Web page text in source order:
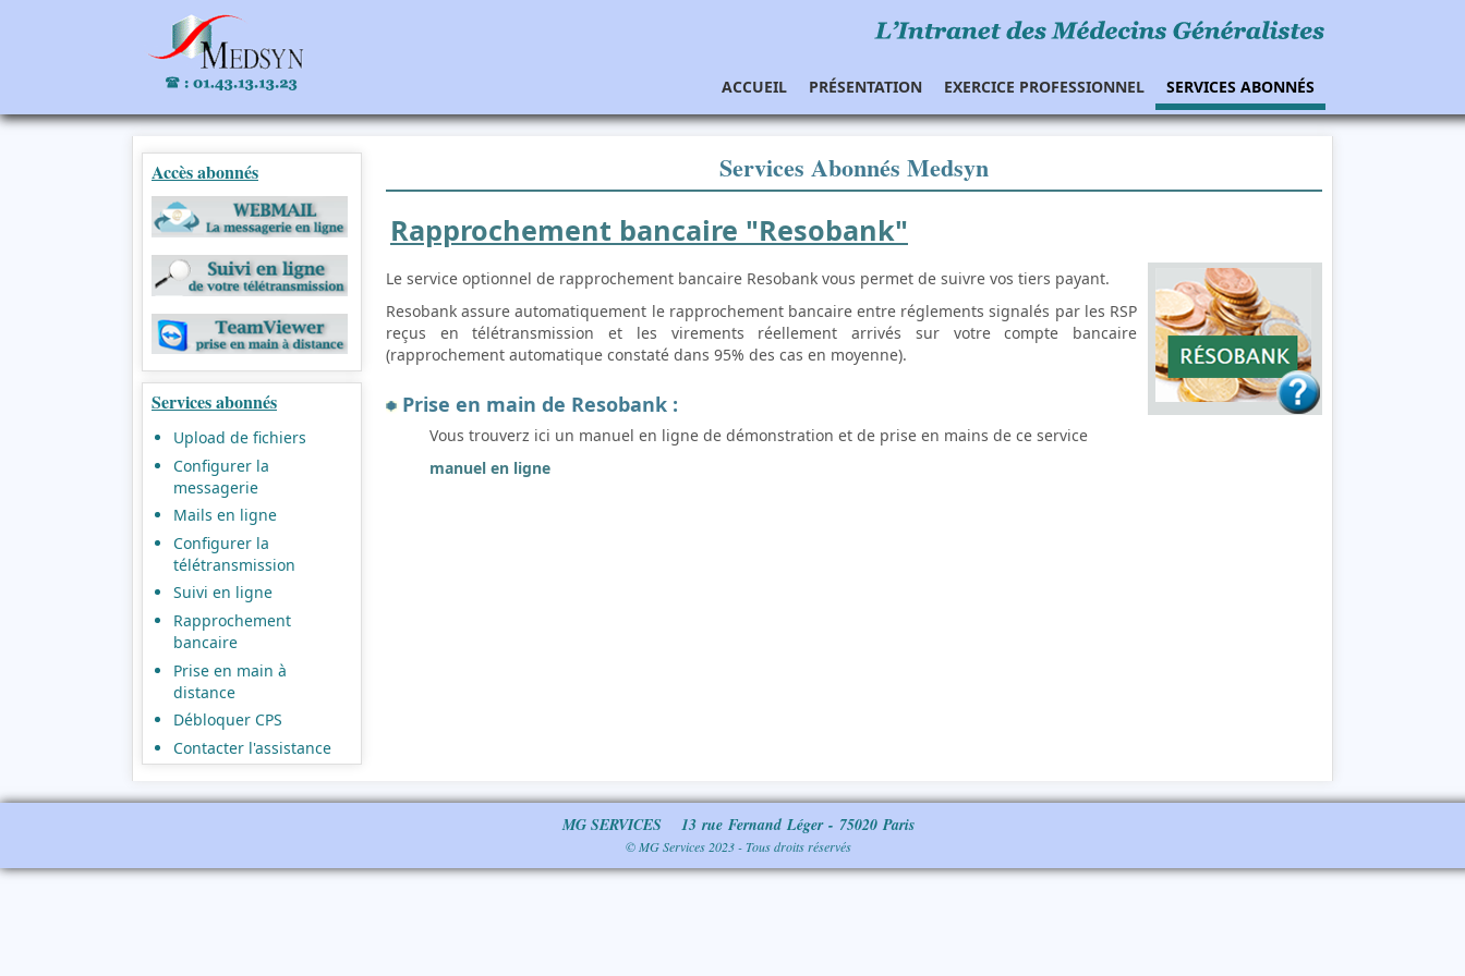
ACCUEIL PRÉSENTATION EXERCICE PROFESSIONNEL SERVICES ABONNÉS
Accès abonnés
Services abonnés
Upload de fichiers
Configurer la
messagerie
Mails en ligne
Configurer la
télétransmission
Suivi en ligne
Rapprochement
bancaire
Prise en main à
distance
Débloquer CPS
Contacter l'assistance
Services Abonnés Medsyn
Rapprochement bancaire "Resobank"
Le service optionnel de rapprochement bancaire Resobank vous permet de suivre vos tiers payant.
Resobank assure automatiquement le rapprochement bancaire entre réglements signalés par les RSP
reçus en télétransmission et les virements réellement arrivés sur votre compte bancaire
(rapprochement automatique constaté dans 95% des cas en moyenne).
Prise en main de Resobank :
Vous trouverz ici un manuel en ligne de démonstration et de prise en mains de ce service
manuel en ligne
MG SERVICES 13 rue Fernand Léger - 75020 Paris
© MG Services 2023 - Tous droits réservés